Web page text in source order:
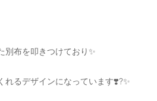
別布を叩きつけており✨
れるデザインになっています❣️?✨